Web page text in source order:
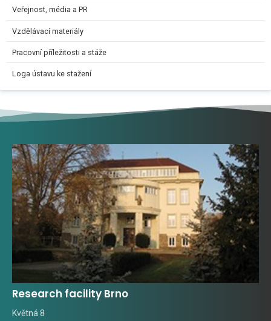
Veřejnost, média a PR
Vzdělávací materiály
Pracovní příležitosti a stáže
Loga ústavu ke stažení
Research facility Brno
Květná 8